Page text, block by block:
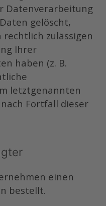
Datenverarbeitung
gelöscht,
zulässigen
Ihrer
haben (z. B.
letztgenannten
Fortfall dieser
einen
bestellt.